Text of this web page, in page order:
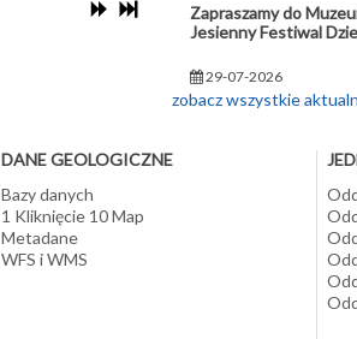
Zapraszamy do
Jesienny Festiwal
29-07-2026
zobacz wszystkie
DANE GEOLOGICZNE
Bazy danych
1 Kliknięcie 10 Map
Metadane
WFS i WMS